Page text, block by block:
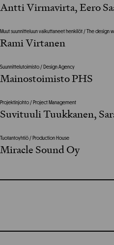
Antti Virmavirta, Eero
Muut suunnitteluun vaikuttaneet henkilöt / The design
Rami Virtanen
Suunnittelutoimisto / Design Agency
Mainostoimisto PHS
Projektinjohto / Project Management
Suvituuli Tuukkanen,
Tuotantoyhtiö / Production House
Miracle Sound Oy